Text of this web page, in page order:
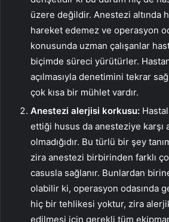
üzere değildir. Anestezi altında
hareket edemez ve operasyon
konusunda uzman çalışanlar
biçimde süreci yürütürler.
açılmasıyla denetimini tekrar
çok kısa bir mühlet vardır.
Anestezi alerjisi korkusu:
ettiği husus da anesteziye
olmadığıdır. Bu türlü bir şey
zira anestezi birbirinden farklı
casusla sağlanır. Bunlardan
olabilir ki, operasyon odasında
hiç bir tehlikesi yoktur, zira
edilmesi için gerekli tüm